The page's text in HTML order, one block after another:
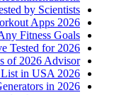
by Scientists
Apps 2026
Fitness Goals
Tested for 2026
of 2026 Advisor
in USA 2026
in 2026